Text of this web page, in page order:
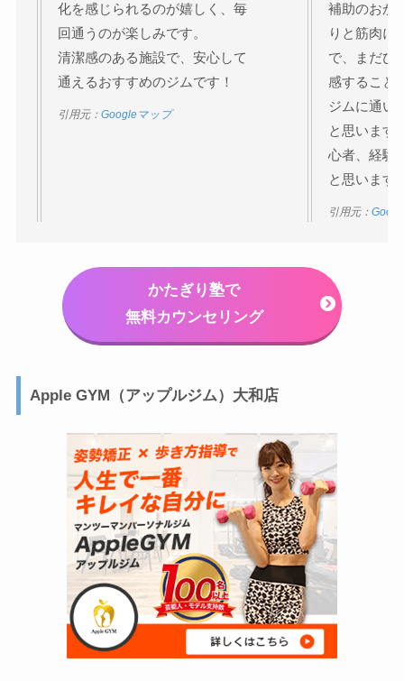
化を感じられるのが嬉しく、毎
回通うのが楽しみです。
清潔感のある施設で、安心して
通えるおすすめのジムです！
引用元： Googleマップ
補助のおか
りと筋肉に
で、まだひ
感すること
ジムに通い
と思います
心者、経験
と思います
引用元：
かたぎり塾で
無料カウンセリング
Apple GYM（アップルジム）大和店